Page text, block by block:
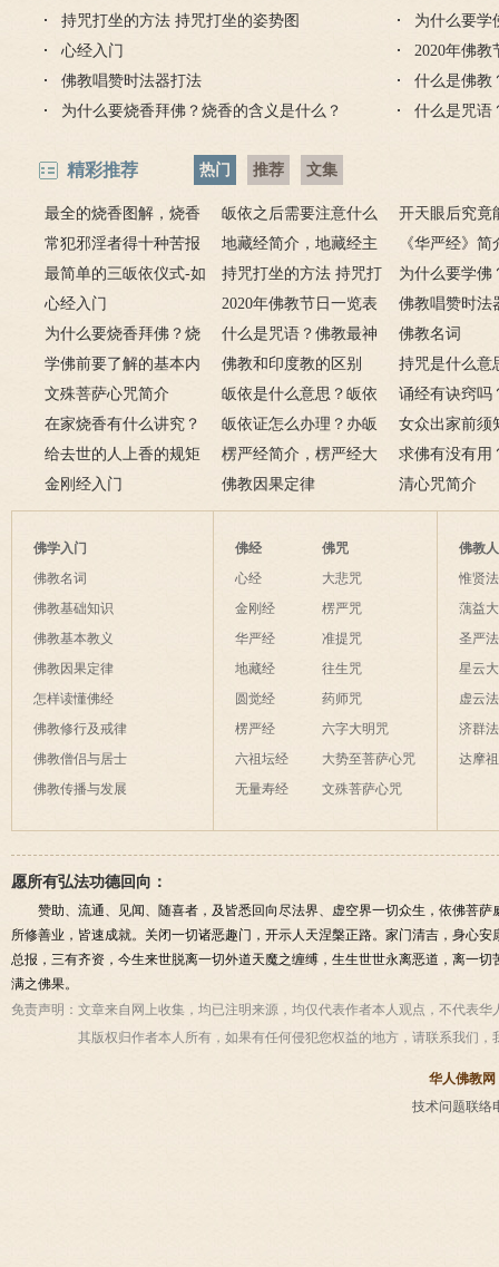
持咒打坐的方法 持咒打坐的姿势图
为什么要学
心经入门
2020年佛教
佛教唱赞时法器打法
什么是佛教
为什么要烧香拜佛？烧香的含义是什么？
什么是咒语
精彩推荐 热门 推荐 文集
最全的烧香图解，烧香
有何含义与讲究？
皈依之后需要注意什么
吗 皈依佛门后的注意事
项
开天眼后究竟
么？
常犯邪淫者得十种苦报
从婚后出轨事件看出的因
果报应
地藏经简介，地藏经主
要讲什么？
《华严经》简
广佛华严经讲
最简单的三皈依仪式-如
何授三皈五戒居士仪轨
持咒打坐的方法 持咒打
坐的姿势图
为什么要学佛
用呢？
心经入门 2020年佛教节日一览表
佛教唱赞时法
为什么要烧香拜佛？烧
香的含义是什么？
什么是咒语？佛教最神
奇的九个咒语
佛教名词
学佛前要了解的基本内
容
佛教和印度教的区别
持咒是什么意
持咒？
文殊菩萨心咒简介
皈依是什么意思？皈依
三宝又是什么意思？
诵经有诀窍吗
十二条诀窍
在家烧香有什么讲究？
一些禁忌千万不要触
碰！
皈依证怎么办理？办皈
依证后的忌讳是什么？
女众出家前须
只有一次出家
给去世的人上香的规矩
楞严经简介，楞严经大
致在讲什么？
求佛有没有用
说佛菩萨可以
金刚经入门 佛教因果定律 清心咒简介
佛学入门
佛教名词
佛教基础知识
佛教基本教义
佛教因果定律
怎样读懂佛经
佛教修行及戒律
佛教僧侣与居士
佛教传播与发展
佛经
心经
金刚经
华严经
地藏经
圆觉经
楞严经
六祖坛经
无量寿经
佛咒
大悲咒
楞严咒
准提咒
往生咒
药师咒
六字大明咒
大势至菩萨心咒
文殊菩萨心咒
佛教
惟贤
蕅益
圣严
星云
虚云
济群
达摩
愿所有弘法功德回向：
赞助、流通、见闻、随喜者，及皆悉回向尽法界、虚空界一切众生，依佛菩
所修善业，皆速成就。关闭一切诸恶趣门，开示人天涅槃正路。家门清吉，身心
总报，三有齐资，今生来世脱离一切外道天魔之缠缚，生生世世永离恶道，离一
满之佛果。
免责声明： 文章来自网上收集，均已注明来源，均仅代表作者本人观点，不代表
其版权归作者本人所有，如果有任何侵犯您权益的地方，请联系我们，
华人佛教网
技术问题联络